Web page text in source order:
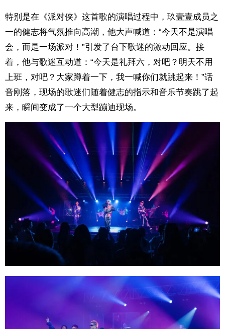
特别是在《派对侠》这首歌的演唱过程中，玖壹壹成员之
一的健志将气氛推向高潮，他大声喊道：“今天不是演唱
会，而是一场派对！”引发了台下歌迷的激动回应。接
着，他与歌迷互动道：“今天是礼拜六，对吧？明天不用
上班，对吧？大家蹲着一下，我一喊你们就跳起来！”话
音刚落，现场的歌迷们随着健志的指示和音乐节奏跳了起
来，瞬间变成了一个大型蹦迪现场。